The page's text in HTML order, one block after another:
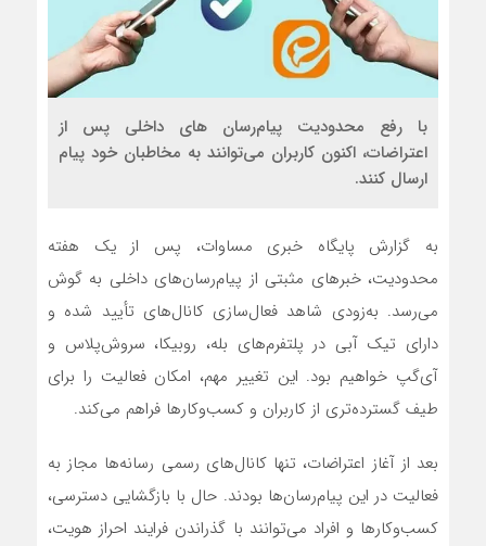
با رفع محدودیت پیام‌رسان های داخلی پس از
اعتراضات، اکنون کاربران می‌توانند به مخاطبان خود پیام
ارسال کنند.
به گزارش پایگاه خبری مساوات، پس از یک هفته
محدودیت، خبرهای مثبتی از پیام‌رسان‌های داخلی به گوش
می‌رسد. به‌زودی شاهد فعال‌سازی کانال‌های تأیید شده و
دارای تیک آبی در پلتفرم‌های بله، روبیکا، سروش‌پلاس و
آی‌گپ خواهیم بود. این تغییر مهم، امکان فعالیت را برای
طیف گسترده‌تری از کاربران و کسب‌وکارها فراهم می‌کند.
بعد از آغاز اعتراضات، تنها کانال‌های رسمی رسانه‌ها مجاز به
فعالیت در این پیام‌رسان‌ها بودند. حال با بازگشایی دسترسی،
کسب‌وکارها و افراد می‌توانند با گذراندن فرایند احراز هویت،